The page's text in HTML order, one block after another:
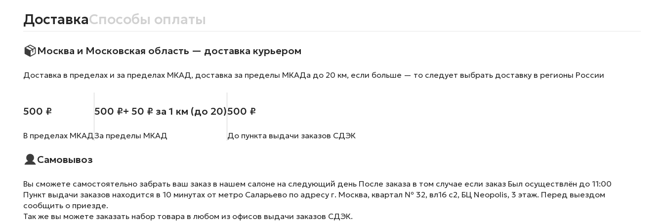
ДоставкаСпособы оплаты
Москва и Московская область — доставка курьером
Доставка в пределах и за пределах МКАД, доставка за пределы МКАДа до 20 км, если больше — то следует выбрать доставку в регионы России
500 ₽
В пределах МКАД
500 ₽+ 50 ₽ за 1 км (до 20)
За пределы МКАД
500 ₽
До пункта выдачи заказов СДЭК
Самовывоз
Вы сможете самостоятельно забрать ваш заказ в нашем салоне на следующий день После заказа в том случае если заказ Был осуществлён до 11:00
Пункт выдачи заказов находится в 10 минутах от метро Саларьево по адресу г. Москва, квартал № 32, вл16 с2, БЦ Neopolis, 3 этаж. Перед выездом
сообщить о приезде.
Так же вы можете заказать набор товара в любом из офисов выдачи заказов СДЭК.